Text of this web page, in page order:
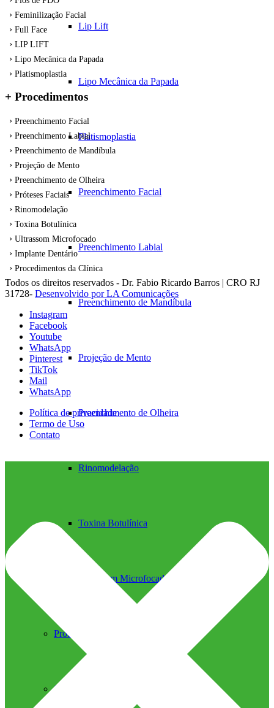
Lip Lift
Lipo Mecânica da Papada
Platismoplastia
Preenchimento Facial
Preenchimento Labial
Preenchimento de Mandíbula
Projeção de Mento
Preenchimento de Olheira
Rinomodelação
Toxina Botulínica
Ultrassom Microfocado
Próteses Faciais
Segurança na Harmonização
Feminilização Facial
Full Face
LIP LIFT
Lipo Mecânica da Papada
Platismoplastia
+ Procedimentos
Preenchimento Facial
Preenchimento Labial
Preenchimento de Mandíbula
Projeção de Mento
Preenchimento de Olheira
Próteses Faciais
Rinomodelação
Toxina Botulínica
Ultrassom Microfocado
Implante Dentário
Procedimentos da Clínica
Todos os direitos reservados - Dr. Fabio Ricardo Barros | CRO RJ
31728- Desenvolvido por LA Comunicações
Instagram
Facebook
Youtube
WhatsApp
Pinterest
TikTok
Mail
WhatsApp
Política de privacidade
Termo de Uso
Contato